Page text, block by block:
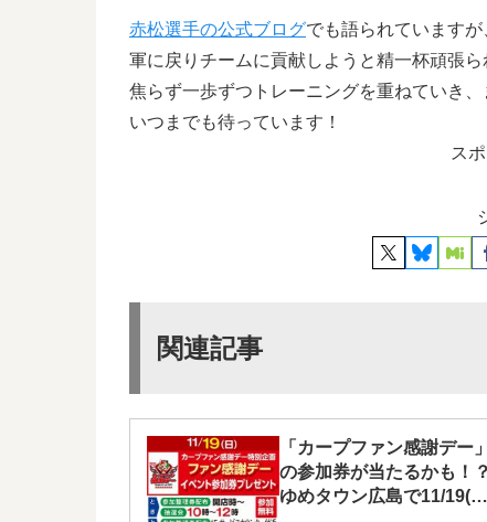
赤松選手の公式ブログでも語られています
軍に戻りチームに貢献しようと精一杯頑張ら
焦らず一歩ずつトレーニングを重ねていき
いつまでも待っています！
ス
関連記事
「カープファン感謝デー」
の参加券が当たるかも！？
ゆめタウン広島で11/19(日)